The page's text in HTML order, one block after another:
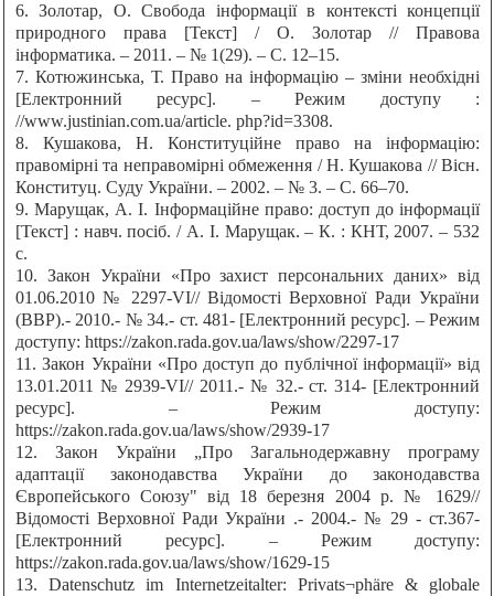
6. Золотар, О. Свобода інформації в контексті концепції
природного права [Текст] / О. Золотар // Правова
інформатика. – 2011. – № 1(29). – С. 12–15.
7. Котюжинська, Т. Право на інформацію – зміни необхідні
[Електронний ресурс]. – Режим доступу :
//www.justinian.com.ua/article. php?id=3308.
8. Кушакова, Н. Конституційне право на інформацію:
правомірні та неправомірні обмеження / Н. Кушакова // Вісн.
Конституц. Суду України. – 2002. – № 3. – С. 66–70.
9. Марущак, А. І. Інформаційне право: доступ до інформації
[Текст] : навч. посіб. / А. І. Марущак. – К. : КНТ, 2007. – 532
c.
10. Закон України «Про захист персональних даних» від
01.06.2010 № 2297-VI// Відомості Верховної Ради України
(ВВР).- 2010.- № 34.- ст. 481- [Електронний ресурс]. – Режим
доступу: https://zakon.rada.gov.ua/laws/show/2297-17
11. Закон України «Про доступ до публічної інформації» від
13.01.2011 № 2939-VI// 2011.- № 32.- ст. 314- [Електронний
ресурс]. – Режим доступу:
https://zakon.rada.gov.ua/laws/show/2939-17
12. Закон України „Про Загальнодержавну програму
адаптації законодавства України до законодавства
Європейського Союзу" від 18 березня 2004 р. № 1629//
Відомості Верховної Ради України .- 2004.- № 29 - ст.367-
[Електронний ресурс]. – Режим доступу:
https://zakon.rada.gov.ua/laws/show/1629-15
13. Datenschutz im Internetzeitalter: Privats¬phäre & globale